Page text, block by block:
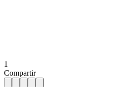
1
Compartir